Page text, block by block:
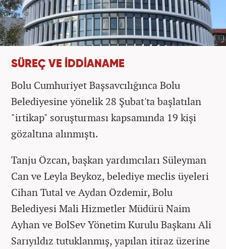
SÜREÇ VE İDDİANAME
Bolu Cumhuriyet Başsavcılığınca Bolu
Belediyesine yönelik 28 Şubat'ta başlatılan
"irtikap" soruşturması kapsamında 19 kişi
gözaltına alınmıştı.
Tanju Özcan, başkan yardımcıları Süleyman
Can ve Leyla Beykoz, belediye meclis üyeleri
Cihan Tutal ve Aydan Özdemir, Bolu
Belediyesi Mali Hizmetler Müdürü Naim
Ayhan ve BolSev Yönetim Kurulu Başkanı Ali
Sarıyıldız tutuklanmış, yapılan itiraz üzerine